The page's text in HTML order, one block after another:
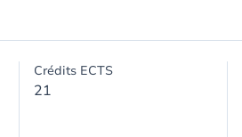
Crédits ECTS
21